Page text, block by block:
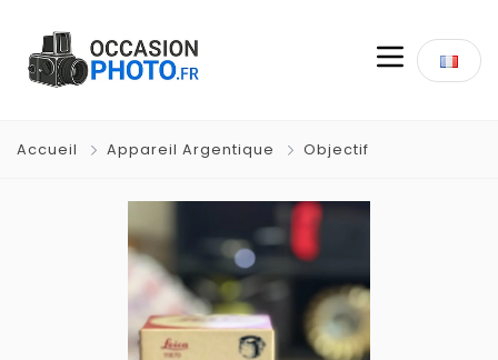
Accueil Appareil Argentique Objectif